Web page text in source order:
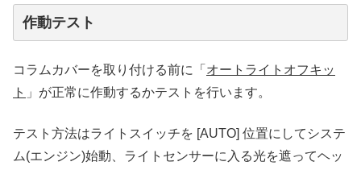
作動テスト
コラムカバーを取り付ける前に「 オートライトオフキッ
ト 」が正常に作動するかテストを行います。
テスト方法はライトスイッチを [AUTO] 位置にしてシステ
ム(エンジン)始動、ライトセンサーに入る光を遮ってヘッ